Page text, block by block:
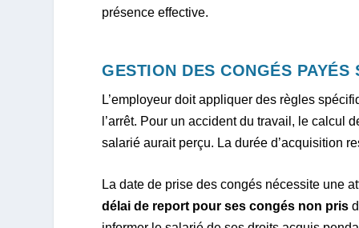
présence effective.
GESTION DES CONGÉS PAYÉS
L’employeur doit appliquer des règles
l’arrêt. Pour un accident du travail, le calcul
salarié aurait perçu. La durée d’acquisition
La date de prise des congés nécessite une
délai de report pour ses congés non pris